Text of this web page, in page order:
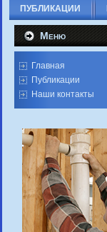
ПУБЛИКАЦИИ
Меню
Главная
Публикации
Наши контакты